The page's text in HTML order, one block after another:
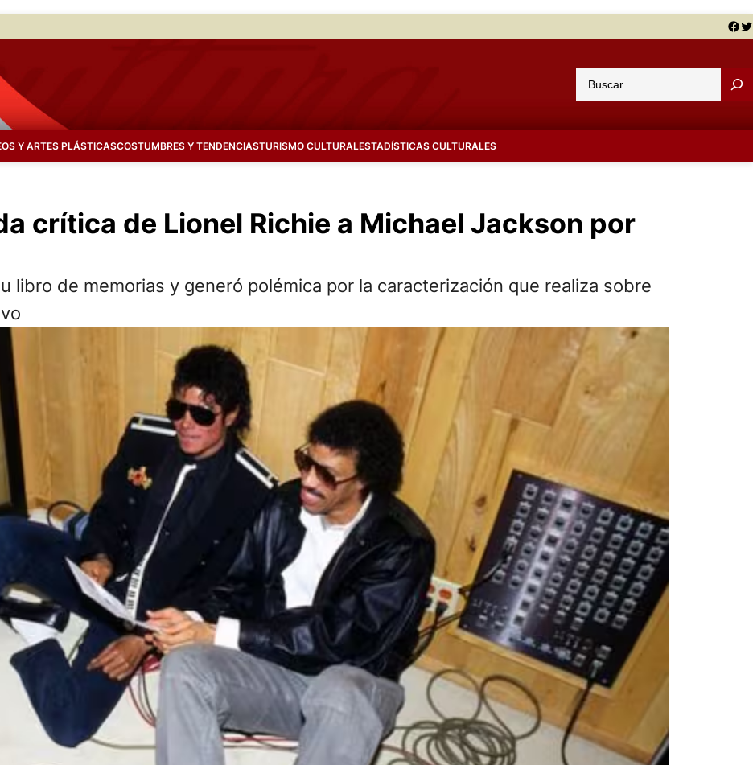
Facebook Twitter
u
a
Y ARTES PLÁSTICASCOSTUMBRES Y TENDENCIASTURISMO CULTURALESTADÍSTICAS CULTURALES
crítica de Lionel Richie a Michael Jackson por
libro de memorias y generó polémica por la caracterización que realiza sobre